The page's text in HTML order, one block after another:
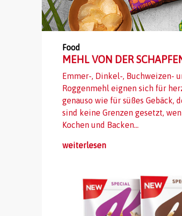
Food
MEHL VON DER
Emmer-, Dinkel-, Buchweizen-
Roggenmehl eignen sich für
genauso wie für süßes Gebäck,
sind keine Grenzen gesetzt,
Kochen und Backen...
weiterlesen